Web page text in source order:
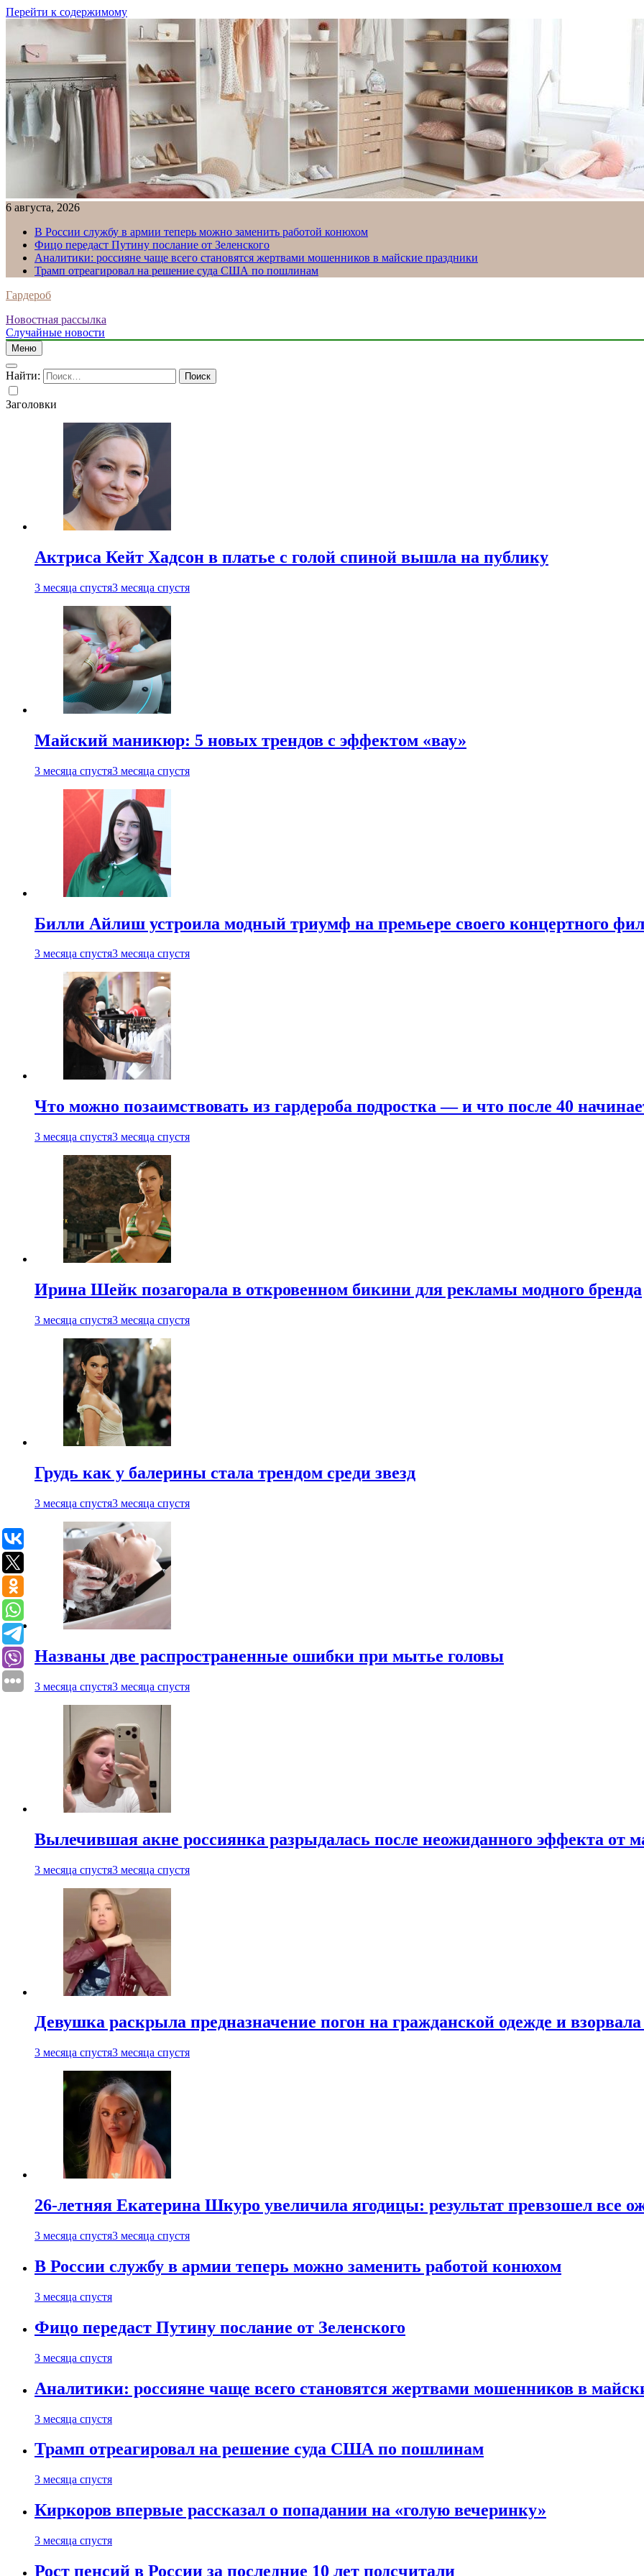
Перейти к содержимому
6 августа, 2026
В России службу в армии теперь можно заменить работой конюхом
Фицо передаст Путину послание от Зеленского
Аналитики: россияне чаще всего становятся жертвами мошенников в майские праздники
Трамп отреагировал на решение суда США по пошлинам
Гардероб
Новостная рассылка
Случайные новости
Меню
Найти:
Заголовки
Актриса Кейт Хадсон в платье с голой спиной вышла на публику
3 месяца спустя3 месяца спустя
Майский маникюр: 5 новых трендов с эффектом «вау»
3 месяца спустя3 месяца спустя
Билли Айлиш устроила модный триумф на премьере своего концертного
3 месяца спустя3 месяца спустя
Что можно позаимствовать из гардероба подростка — и что после 40
3 месяца спустя3 месяца спустя
Ирина Шейк позагорала в откровенном бикини для рекламы модного бренда
3 месяца спустя3 месяца спустя
Грудь как у балерины стала трендом среди звезд
3 месяца спустя3 месяца спустя
Названы две распространенные ошибки при мытье головы
3 месяца спустя3 месяца спустя
Вылечившая акне россиянка разрыдалась после неожиданного эффекта от
3 месяца спустя3 месяца спустя
Девушка раскрыла предназначение погон на гражданской одежде и взорвала
3 месяца спустя3 месяца спустя
26-летняя Екатерина Шкуро увеличила ягодицы: результат превзошел все
3 месяца спустя3 месяца спустя
В России службу в армии теперь можно заменить работой конюхом
3 месяца спустя
Фицо передаст Путину послание от Зеленского
3 месяца спустя
Аналитики: россияне чаще всего становятся жертвами мошенников в
3 месяца спустя
Трамп отреагировал на решение суда США по пошлинам
3 месяца спустя
Киркоров впервые рассказал о попадании на «голую вечеринку»
3 месяца спустя
Рост пенсий в России за последние 10 лет подсчитали